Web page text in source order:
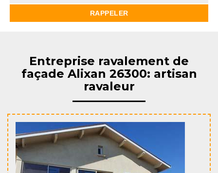
Entreprise ravalement de
façade Alixan 26300: artisan
ravaleur